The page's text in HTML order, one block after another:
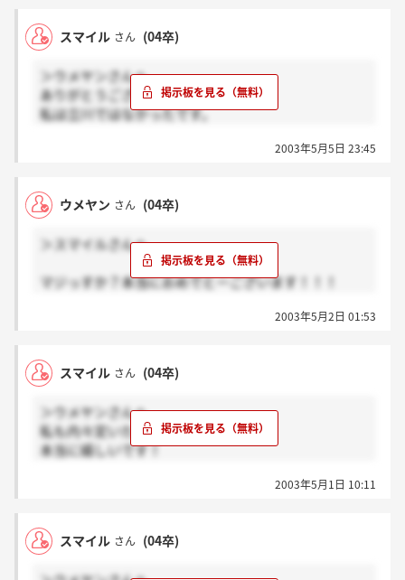
スマイル さん (04卒)
＞ウメヤンさんへ
ありがとうございます！
私は立川ではなかったです。
ところで、プラネットとオニキス（ONIX）の関係、
及び力関係ご存知ですか？
働きたい会社だけによく知りたいんですよ。
もし、知っていれば教えていただけませんか？
2003年5月5日 23:45
ウメヤン さん (04卒)
＞スマイルさんへ
マジっすか？本当におめでとーございます！！！
すよ。そして多分立川に呼ばれると思います。そこで
よ。
でわスマイルさんとは27日にお逢いできそうですね。
ではお逢いできるのを楽しみにしています！
2003年5月2日 01:53
スマイル さん (04卒)
＞ウメヤンさんへ
私も内々定いただきました！
本当に嬉しいです！
2003年5月1日 10:11
スマイル さん (04卒)